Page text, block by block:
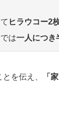
ヒラウコー2
は一人につき
を伝え、 「